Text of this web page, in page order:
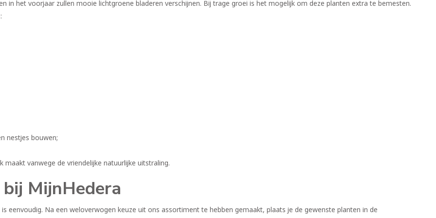
in het voorjaar zullen mooie lichtgroene bladeren verschijnen. Bij trage groei is het mogelijk om deze planten extra te bemesten.
nestjes bouwen;
vanwege de vriendelijke natuurlijke uitstraling.
MijnHedera
eenvoudig. Na een weloverwogen keuze uit ons assortiment te hebben gemaakt, plaats je de gewenste planten in de